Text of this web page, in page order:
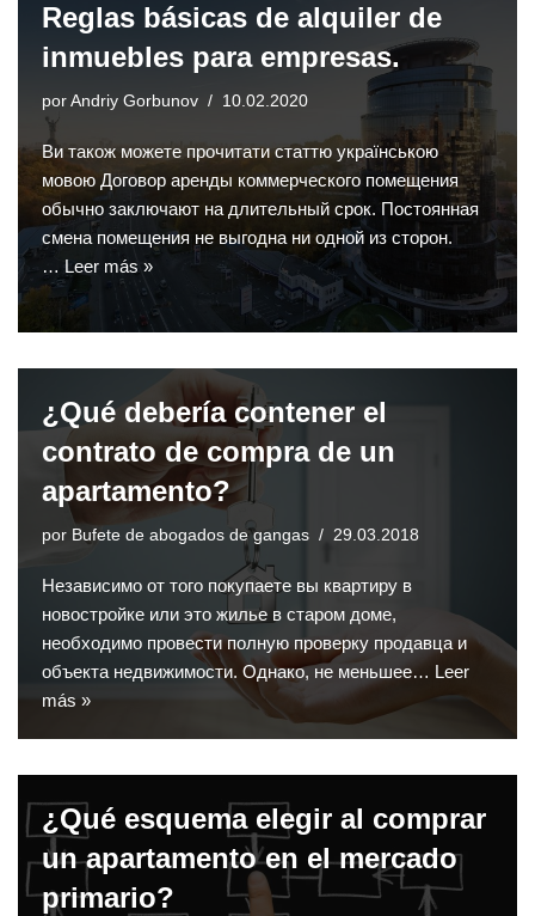
Reglas básicas de alquiler de
inmuebles para empresas.
por Andriy Gorbunov 10.02.2020
Ви також можете прочитати статтю українською
мовою Договор аренды коммерческого помещения
обычно заключают на длительный срок. Постоянная
смена помещения не выгодна ни одной из сторон.
… Leer más »
¿Qué debería contener el
contrato de compra de un
apartamento?
por Bufete de abogados de gangas 29.03.2018
Независимо от того покупаете вы квартиру в
новостройке или это жилье в старом доме,
необходимо провести полную проверку продавца и
объекта недвижимости. Однако, не меньшее… Leer
más »
¿Qué esquema elegir al comprar
un apartamento en el mercado
primario?